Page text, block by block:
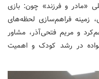
«مادر و فرزند» چون: بازی
فراهم‌سازی لحظه‌های
و مریم فتحی‌آذر، مشاور
در رشد کودک و اهمیت